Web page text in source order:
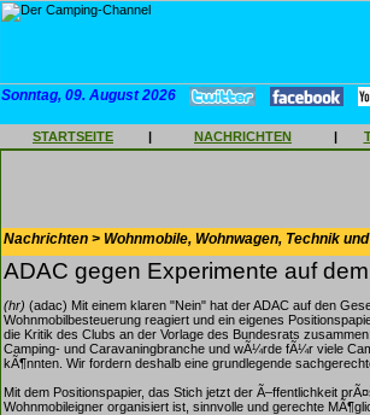
Sonntag, 09. August 2026
STARTSEITE | NACHRICHTEN |
Nachrichten > Wohnmobile, Wohnwagen, Technik
ADAC gegen Experimente auf
(hr) (adac) Mit einem klaren "Nein" hat der ADAC auf den
Wohnmobilbesteuerung reagiert und ein eigenes
die Kritik des Clubs an der Vorlage des Bundesrats
Camping- und Caravaningbranche und wÃ¼rde fÃ¼r viele
kÃ¶nnten. Wir fordern deshalb eine grundlegende
Mit dem Positionspapier, das Stich jetzt der Ã–ffentlichkeit
Wohnmobileigner organisiert ist, sinnvolle und gerechte